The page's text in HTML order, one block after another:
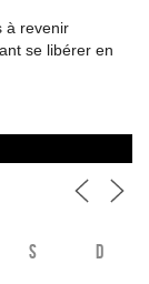
à revenir
se libérer en
S D